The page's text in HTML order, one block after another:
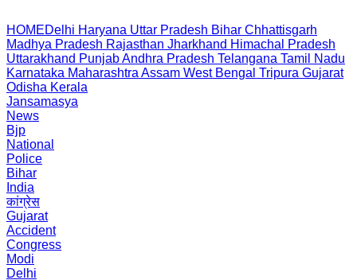
HOMEDelhi Haryana Uttar Pradesh Bihar Chhattisgarh
Madhya Pradesh Rajasthan Jharkhand Himachal Pradesh
Uttarakhand PunjabAndhra Pradesh Telangana Tamil Nadu
Karnataka Maharashtra Assam West Bengal Tripura Gujarat
Odisha Kerala
Jansamasya
News
Bjp
National
Police
Bihar
India
कांग्रेस
Gujarat
Accident
Congress
Modi
Delhi